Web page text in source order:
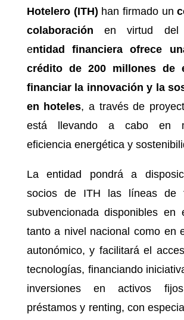
Hotelero (ITH) han firmado un
colaboración en virtud del
entidad financiera ofrece
crédito de 200 millones de
financiar la innovación y la
en hoteles, a través de
está llevando a cabo en
eficiencia energética y
La entidad pondrá a
socios de ITH las líneas de
subvencionada disponibles en
tanto a nivel nacional como en
autonómico, y facilitará el
tecnologías, financiando
inversiones en activos
préstamos y renting, con